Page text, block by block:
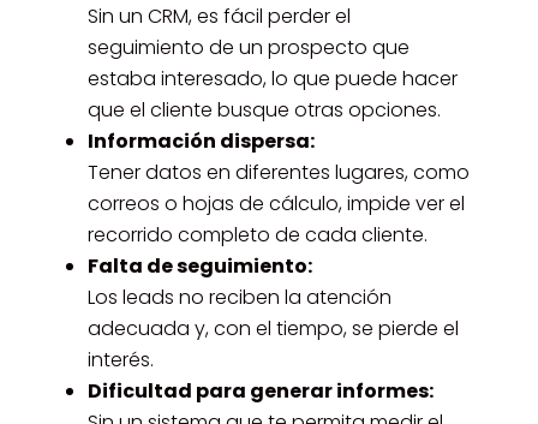
Sin un CRM, es fácil perder el
seguimiento de un prospecto que
estaba interesado, lo que puede hacer
que el cliente busque otras opciones.
Información dispersa:
Tener datos en diferentes lugares, como
correos o hojas de cálculo, impide ver el
recorrido completo de cada cliente.
Falta de seguimiento:
Los leads no reciben la atención
adecuada y, con el tiempo, se pierde el
interés.
Dificultad para generar informes: